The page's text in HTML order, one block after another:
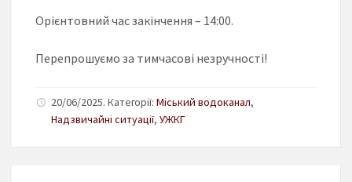
Орієнтовний час закінчення – 14:00.
Перепрошуємо за тимчасові незручності!
20/06/2025. Категорії: Міський водоканал,
Надзвичайні ситуації, УЖКГ